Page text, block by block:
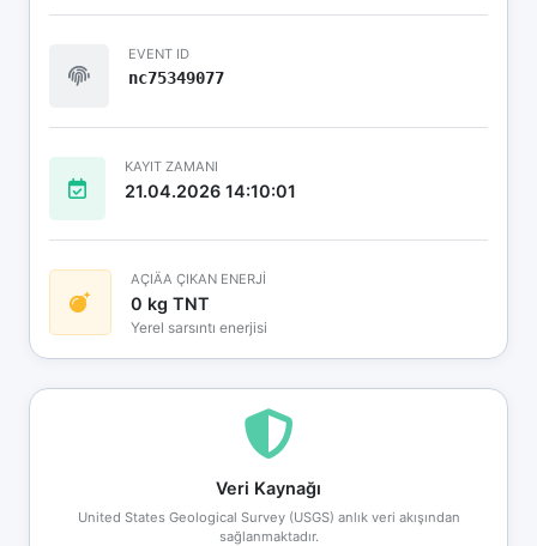
EVENT ID
nc75349077
KAYIT ZAMANI
21.04.2026 14:10:01
AÇIÄA ÇIKAN ENERJİ
0 kg TNT
Yerel sarsıntı enerjisi
Veri Kaynağı
United States Geological Survey (USGS) anlık veri akışından
sağlanmaktadır.